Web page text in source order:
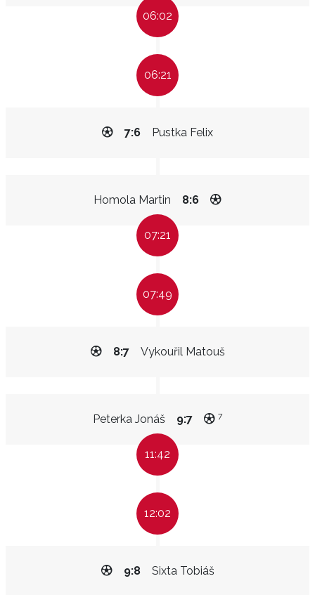
06:02
06:21
Pustka Felix
7:6
Homola Martin 8:6
07:21
07:49
Vykouřil Matouš
8:7
Peterka Jonáš 9:7 7
11:42
12:02
Sixta Tobiáš
9:8